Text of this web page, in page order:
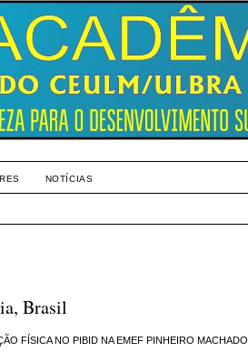
NOTÍCIAS
Brasil
FÍSICA NO PIBID NA EMEF PINHEIRO MACHADO.